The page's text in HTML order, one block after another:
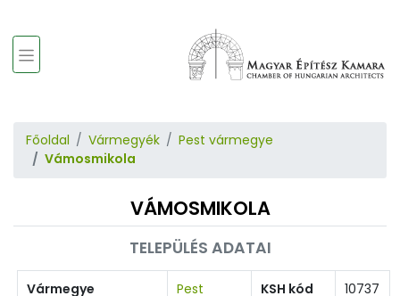
Főoldal Vármegyék
Pest vármegye
Vámosmikola
VÁMOSMIKOLA
TELEPÜLÉS ADATAI
Vármegye
Pest
KSH kód 10737